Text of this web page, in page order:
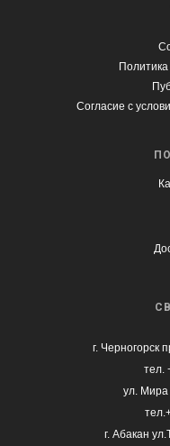
Согласие с
г. Черногорск
тел.
ул. Мира
г. Абакан